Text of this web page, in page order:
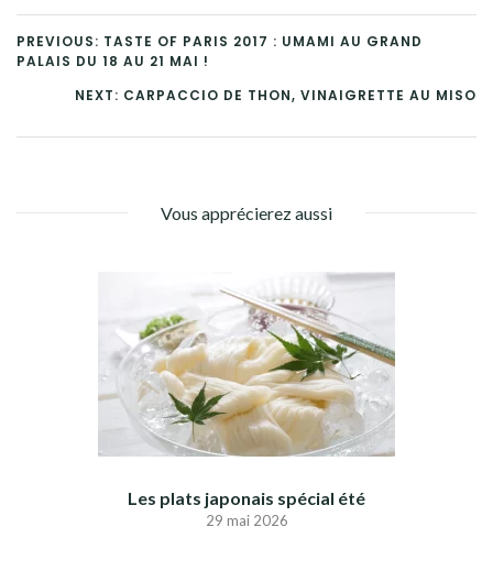
PREVIOUS: TASTE OF PARIS 2017 : UMAMI AU GRAND
PALAIS DU 18 AU 21 MAI !
NEXT: CARPACCIO DE THON, VINAIGRETTE AU MISO
Vous apprécierez aussi
Les plats japonais spécial été
29 mai 2026